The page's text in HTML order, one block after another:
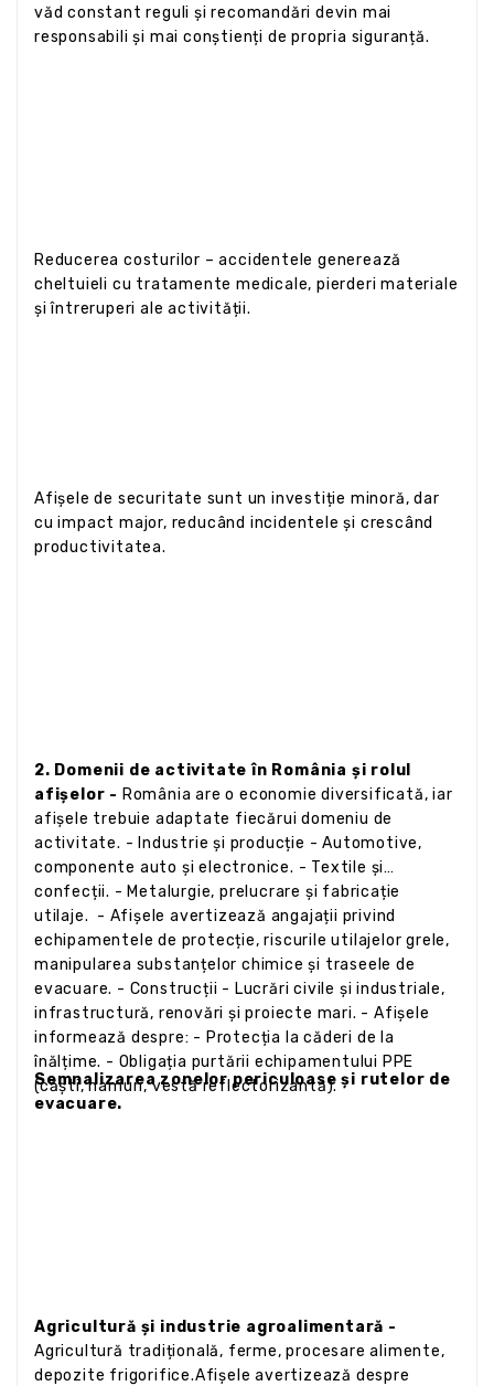
văd constant reguli și recomandări devin mai
responsabili și mai conștienți de propria siguranță.
Reducerea costurilor – accidentele generează
cheltuieli cu tratamente medicale, pierderi materiale
și întreruperi ale activității.
Afișele de securitate sunt un investiție minoră, dar
cu impact major, reducând incidentele și crescând
productivitatea.
2. Domenii de activitate în România și rolul
afișelor - România are o economie diversificată, iar
afișele trebuie adaptate fiecărui domeniu de
activitate. - Industrie și producție - Automotive,
componente auto și electronice. - Textile și
confecții. - Metalurgie, prelucrare și fabricație
utilaje. - Afișele avertizează angajații privind
echipamentele de protecție, riscurile utilajelor grele,
manipularea substanțelor chimice și traseele de
evacuare. - Construcții - Lucrări civile și industriale,
infrastructură, renovări și proiecte mari. - Afișele
informează despre: - Protecția la căderi de la
înălțime. - Obligația purtării echipamentului PPE
(căști, hamuri, vestă reflectorizantă).
Semnalizarea zonelor periculoase și rutelor de
evacuare.
Agricultură și industrie agroalimentară -
Agricultură tradițională, ferme, procesare alimente,
depozite frigorifice.Afișele avertizează despre